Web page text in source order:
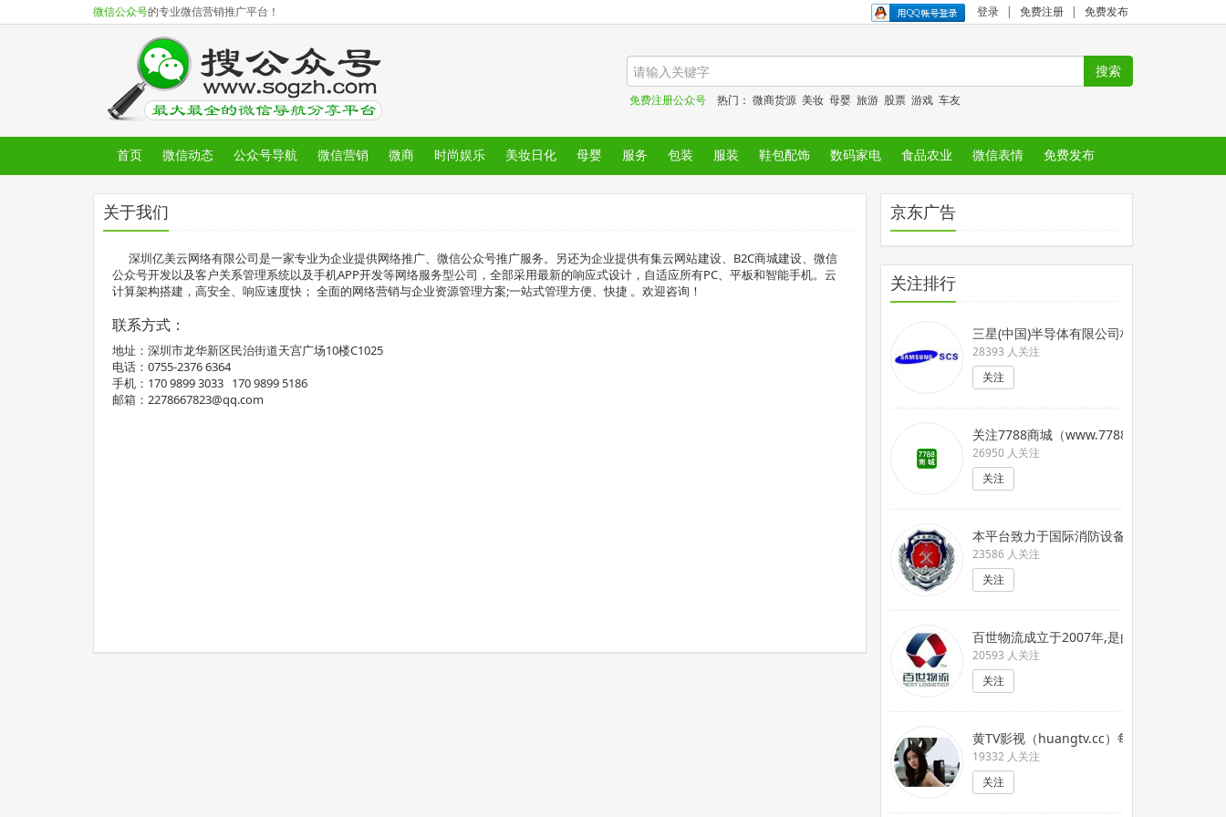
微信公众号的专业微信营销推广平台！ 登录 | 免费注册 | 免费发布
免费注册公众号 热门： 微商货源 美妆 母婴 旅游 股票 游戏 车友
首页 微信动态 公众号导航 微信营销 微商 时尚娱乐 美妆日化 母婴 服务 包装 服装 鞋包配饰 数码家电 食品农业 微信表情 免费发布
关于我们
深圳亿美云网络有限公司是一家专业为企业提供网络推广、微信公众号推广服务。另还为企业提供有集云网站建设、B2C商城建设、微信
公众号开发以及客户关系管理系统以及手机APP开发等网络服务型公司，全部采用最新的响应式设计，自适应所有PC、平板和智能手机。云
计算架构搭建，高安全、响应速度快； 全面的网络营销与企业资源管理方案;一站式管理方便、快捷 。欢迎咨询！
联系方式：
地址：深圳市龙华新区民治街道天宫广场10楼C1025
电话：0755-2376 6364
手机：170 9899 3033 170 9899 5186
邮箱：2278667823@qq.com
京东广告
关注排行
三星(中国)半导体有限公司校园招聘官方公
28393 人关注
关注
关注7788商城（www.7788.com），这里
26950 人关注
关注
本平台致力于国际消防设备交流及推广,为
23586 人关注
关注
百世物流成立于2007年,是由信息技术和供
20593 人关注
关注
黄TV影视（huangtv.cc）每天更新各种福利
19332 人关注
关注